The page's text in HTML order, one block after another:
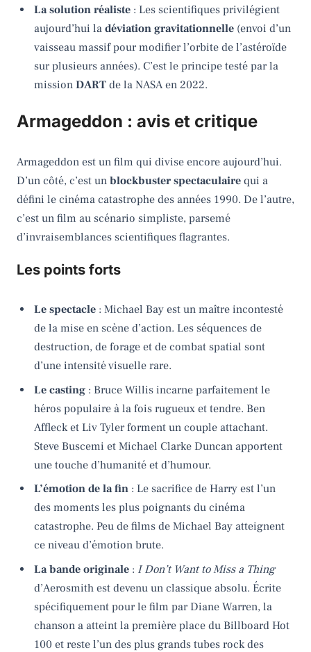
La solution réaliste: Les scientifiques privilégient
aujourd’hui la déviation gravitationnelle(envoi d’un
vaisseau massif pour modifier l’orbite de l’astéroïde
sur plusieurs années). C’est le principe testé par la
mission DARTde la NASA en 2022.
Armageddon : avis et critique
Armageddon est un film qui divise encore aujourd’hui.
D’un côté, c’est un blockbuster spectaculaire qui a
défini le cinéma catastrophe des années 1990. De l’autre,
c’est un film au scénario simpliste, parsemé
d’invraisemblances scientifiques flagrantes.
Les points forts
Le spectacle: Michael Bay est un maître incontesté
de la mise en scène d’action. Les séquences de
destruction, de forage et de combat spatial sont
d’une intensité visuelle rare.
Le casting: Bruce Willis incarne parfaitement le
héros populaire à la fois rugueux et tendre. Ben
Affleck et Liv Tyler forment un couple attachant.
Steve Buscemi et Michael Clarke Duncan apportent
une touche d’humanité et d’humour.
L’émotion de la fin: Le sacrifice de Harry est l’un
des moments les plus poignants du cinéma
catastrophe. Peu de films de Michael Bay atteignent
ce niveau d’émotion brute.
La bande originale: I Don’t Want to Miss a Thing
d’Aerosmith est devenu un classique absolu. Écrite
spécifiquement pour le film par Diane Warren, la
chanson a atteint la première place du Billboard Hot
100 et reste l’un des plus grands tubes rock des